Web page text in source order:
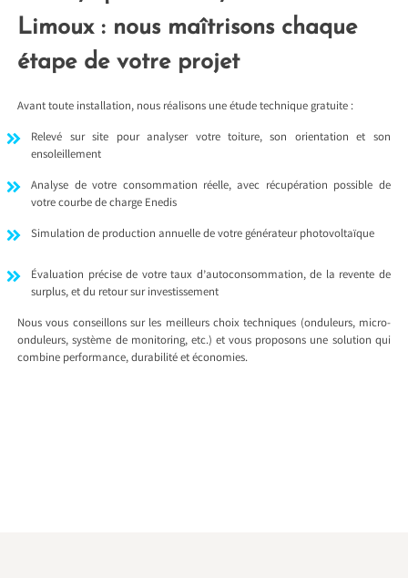
Limoux : nous maîtrisons chaque
étape de votre projet
Avant toute installation, nous réalisons une étude technique gratuite :
Relevé sur site pour analyser votre toiture, son orientation et son
ensoleillement
Analyse de votre consommation réelle, avec récupération possible de
votre courbe de charge Enedis
Simulation de production annuelle de votre générateur photovoltaïque
Évaluation précise de votre taux d’autoconsommation, de la revente de
surplus, et du retour sur investissement
Nous vous conseillons sur les meilleurs choix techniques (onduleurs, micro-
onduleurs, système de monitoring, etc.) et vous proposons une solution qui
combine performance, durabilité et économies.